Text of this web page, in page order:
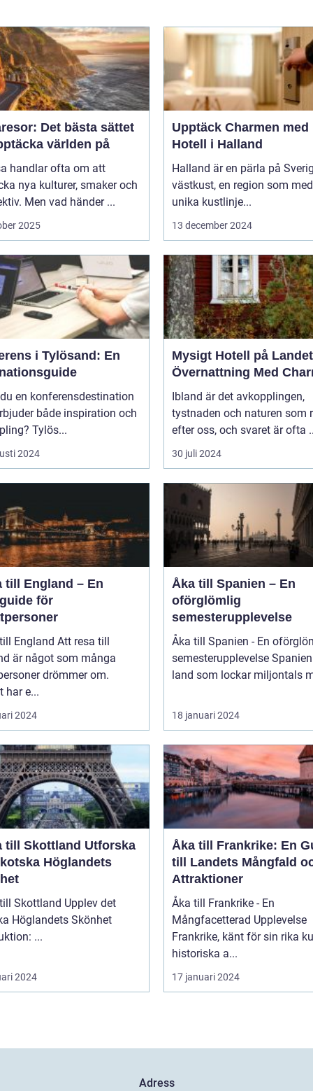
Det bästa sättet
världen på
handlar ofta om att
nya kulturer, smaker och
Men vad händer ...
2025
Upptäck Charmen med
Hotell i Halland
Halland är en pärla på
västkust, en region som
unika kustlinje...
13 december 2024
i Tylösand: En
en konferensdestination
både inspiration och
Tylös...
2024
Mysigt Hotell på
Övernattning Med
Ibland är det avkopplingen,
tystnaden och naturen som
efter oss, och svaret är ofta
30 juli 2024
till England – En
för
Att resa till
är något som många
drömmer om.
har e...
2024
Åka till Spanien – En
oförglömlig
semesterupplevelse
Åka till Spanien - En
semesterupplevelse Spanien är ett
land som lockar miljontals
18 januari 2024
Skottland Utforska
Höglandets
Upplev det
Höglandets Skönhet
Introduktion: ...
2024
Åka till Frankrike: En
till Landets Mångfald
Attraktioner
Åka till Frankrike - En
Mångfacetterad Upplevelse
Frankrike, känt för sin rika
historiska a...
17 januari 2024
Adress